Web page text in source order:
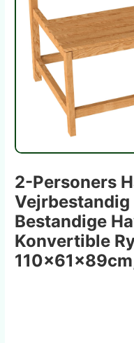
2-Personers
Bestandige
Konvertible